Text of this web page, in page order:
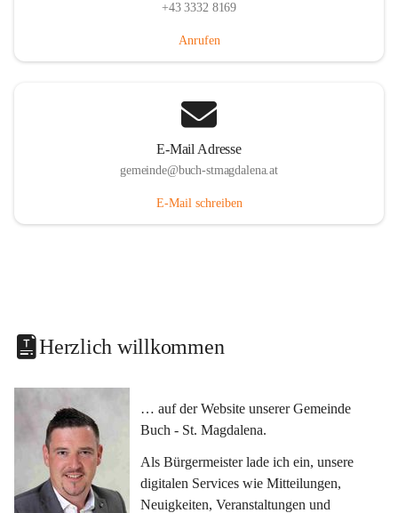
+43 3332 8169
Anrufen
E-Mail Adresse
gemeinde@buch-stmagdalena.at
E-Mail schreiben
Herzlich willkommen
… auf der Website unserer Gemeinde
Buch - St. Magdalena.
Als Bürgermeister lade ich ein, unsere
digitalen Services wie Mitteilungen,
Neuigkeiten, Veranstaltungen und